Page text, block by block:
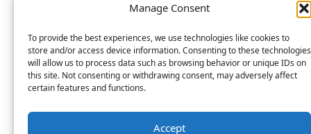
Manage Consent
To provide the best experiences, we use technologies like cookies to
store and/or access device information. Consenting to these technologies
will allow us to process data such as browsing behavior or unique IDs on
this site. Not consenting or withdrawing consent, may adversely affect
certain features and functions.
Accept
* Bei mit diesem Zeichen gekennzeichneten Inhalten
handelt es sich um Werbung / Affiliate Links: Beim
Mehrkosten – als Seitenbetreiber erhalten wir jedoch